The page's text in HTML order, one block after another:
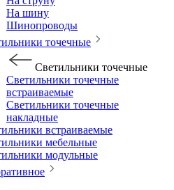
На шину
Шинопроводы
точечные
Светильники точечные
Светильники точечные
встраиваемые
Светильники точечные
накладные
встраиваемые
мебельные
модульные